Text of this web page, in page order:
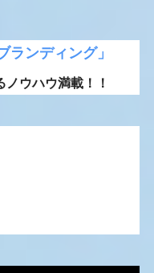
ランディング」
ウハウ満載！！